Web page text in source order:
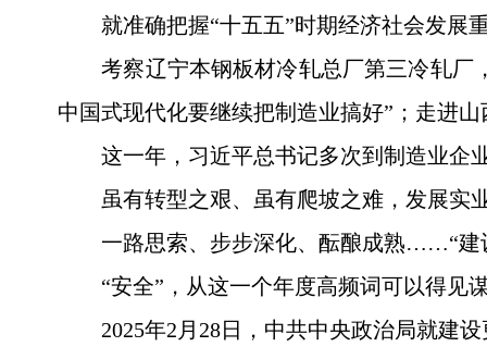
就准确把握“十五五”时期经济社会发展
考察辽宁本钢板材冷轧总厂第三冷轧厂
中国式现代化要继续把制造业搞好”；走进
这一年，习近平总书记多次到制造业企
虽有转型之艰、虽有爬坡之难，发展实
一路思索、步步深化、酝酿成熟……“建
“安全”，从这一个年度高频词可以得见
2025年2月28日，中共中央政治局就建